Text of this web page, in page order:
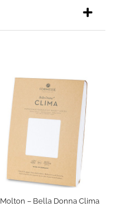
Molton – Bella Donna Clima